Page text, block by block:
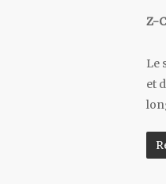
Z-
Le
et